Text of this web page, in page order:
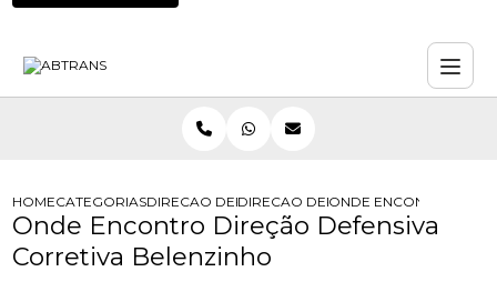
HOMECATEGORIASDIRECAO DEFENSIVADIRECAO DEFENSIVA CORRETIVA
ONDE ENCONTRO
Onde Encontro Direção Defensiva
Corretiva Belenzinho